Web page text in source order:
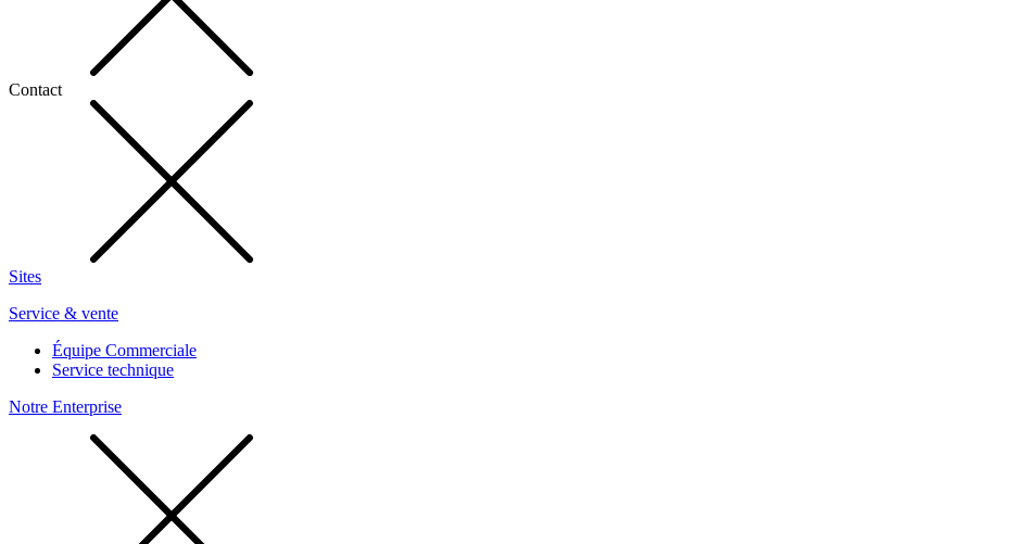
Contact
Sites
Service & vente
Équipe Commerciale
Service technique
Notre Enterprise